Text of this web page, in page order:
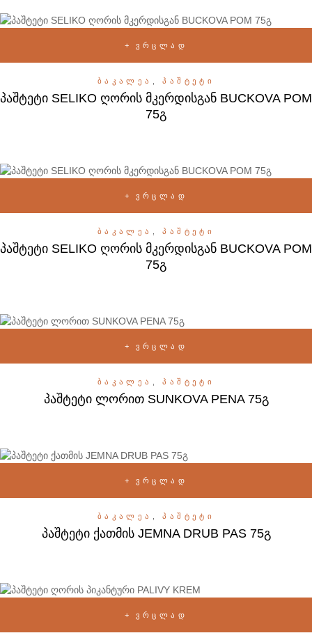
ᲕᲠᲪᲚᲐᲓ
ᲑᲐᲙᲐᲚᲔᲐ ,ᲞᲐᲨᲢᲔᲢᲘ
პაშტეტი SELIKO ღორის მკერდისგან BUCKOVA POM
75გ
ᲕᲠᲪᲚᲐᲓ
ᲑᲐᲙᲐᲚᲔᲐ ,ᲞᲐᲨᲢᲔᲢᲘ
პაშტეტი SELIKO ღორის მკერდისგან BUCKOVA POM
75გ
ᲕᲠᲪᲚᲐᲓ
ᲑᲐᲙᲐᲚᲔᲐ ,ᲞᲐᲨᲢᲔᲢᲘ
პაშტეტი ლორით SUNKOVA PENA 75გ
ᲕᲠᲪᲚᲐᲓ
ᲑᲐᲙᲐᲚᲔᲐ ,ᲞᲐᲨᲢᲔᲢᲘ
პაშტეტი ქათმის JEMNA DRUB PAS 75გ
ᲕᲠᲪᲚᲐᲓ